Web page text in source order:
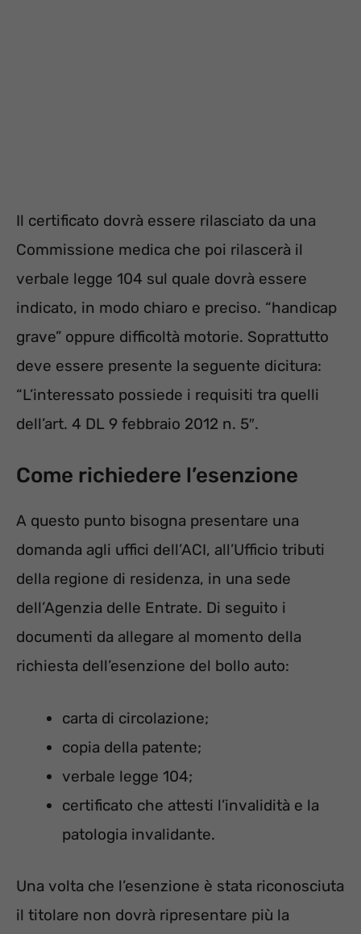
Il certificato dovrà essere rilasciato da una
Commissione medica che poi rilascerà il
verbale legge 104 sul quale dovrà essere
indicato, in modo chiaro e preciso. “handicap
grave” oppure difficoltà motorie. Soprattutto
deve essere presente la seguente dicitura:
“L’interessato possiede i requisiti tra quelli
dell’art. 4 DL 9 febbraio 2012 n. 5″.
Come richiedere l’esenzione
A questo punto bisogna presentare una
domanda agli uffici dell’ACI, all’Ufficio tributi
della regione di residenza, in una sede
dell’Agenzia delle Entrate. Di seguito i
documenti da allegare al momento della
richiesta dell’esenzione del bollo auto:
carta di circolazione;
copia della patente;
verbale legge 104;
certificato che attesti l’invalidità e la
patologia invalidante.
Una volta che l’esenzione è stata riconosciuta
il titolare non dovrà ripresentare più la